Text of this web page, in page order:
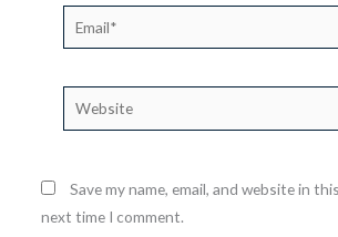
Email*
Website
Save my name, email, and website in
next time I comment.